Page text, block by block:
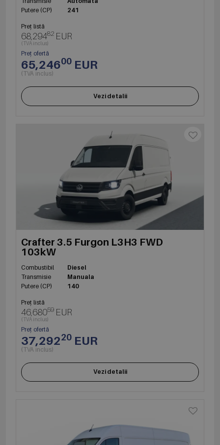
Putere (CP)
241
Preț listă
68,29482 EUR
(TVA inclus)
Preț ofertă
65,24600 EUR
(TVA inclus)
Vezi detalii
Crafter 3.5 Furgon L3H3 FWD
103kW
Combustibil
Diesel
Transmisie
Manuala
Putere (CP)
140
Preț listă
46,68059 EUR
(TVA inclus)
Preț ofertă
37,29220 EUR
(TVA inclus)
Vezi detalii